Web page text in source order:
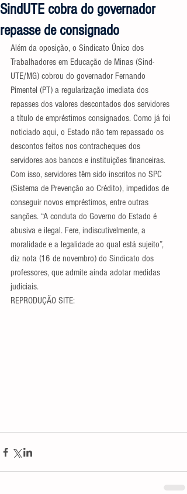
SindUTE cobra do governador
repasse de consignado
Além da oposição, o Sindicato Único dos
Trabalhadores em Educação de Minas (Sind-
UTE/MG) cobrou do governador Fernando
Pimentel (PT) a regularização imediata dos
repasses dos valores descontados dos servidores
a título de empréstimos consignados. Como já foi
noticiado aqui, o Estado não tem repassado os
descontos feitos nos contracheques dos
servidores aos bancos e instituições financeiras.
Com isso, servidores têm sido inscritos no SPC
(Sistema de Prevenção ao Crédito), impedidos de
conseguir novos empréstimos, entre outras
sanções. “A conduta do Governo do Estado é
abusiva e ilegal. Fere, indiscutivelmente, a
moralidade e a legalidade ao qual está sujeito”,
diz nota (16 de novembro) do Sindicato dos
professores, que admite ainda adotar medidas
judiciais.
REPRODUÇÃO SITE: